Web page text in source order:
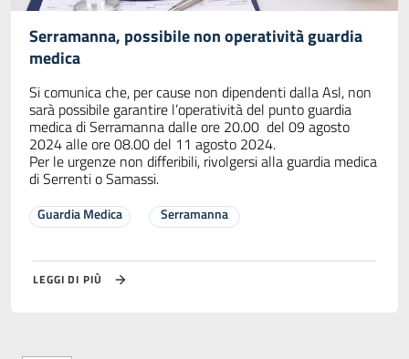
Serramanna, possibile non operatività guardia
medica
Si comunica che, per cause non dipendenti dalla Asl, non
sarà possibile garantire l’operatività del punto guardia
medica di Serramanna dalle ore 20.00 del 09 agosto
2024 alle ore 08.00 del 11 agosto 2024.
Per le urgenze non differibili, rivolgersi alla guardia medica
di Serrenti o Samassi.
Guardia Medica Serramanna
LEGGI DI PIÙ